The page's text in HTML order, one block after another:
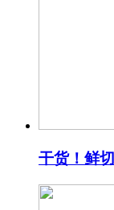
干货！鲜